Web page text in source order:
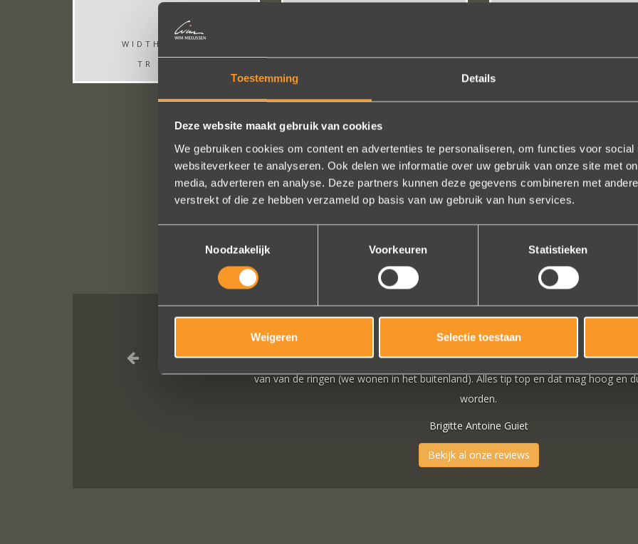
Toestemming Details
Deze website maakt gebruik van cookies
We gebruiken cookies om content en advertenties te personaliseren, om functies voor social
websiteverkeer te analyseren. Ook delen we informatie over uw gebruik van onze site met
media, adverteren en analyse. Deze partners kunnen deze gegevens combineren met
verstrekt of die ze hebben verzameld op basis van uw gebruik van hun services.
Noodzakelijk
Voorkeuren Statistieken
Weigeren Selectie toestaan
WIDTH: 9,5MM
TR ZR022
FOLLOW US ON SOCIAL MEDIA
Heel professioneel team, persoonlijk en warm onthaal, verzorgde
van de bestelling, permanent contact per email tot het versturen
in het buitenland). Alles tip top en dat mag hoog en duidelijk gezegd
Bekijk al onze reviews